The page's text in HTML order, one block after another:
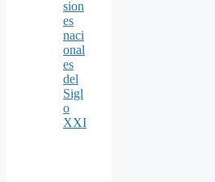
sion
es
naci
onal
es
del
Sigl
o
XXI